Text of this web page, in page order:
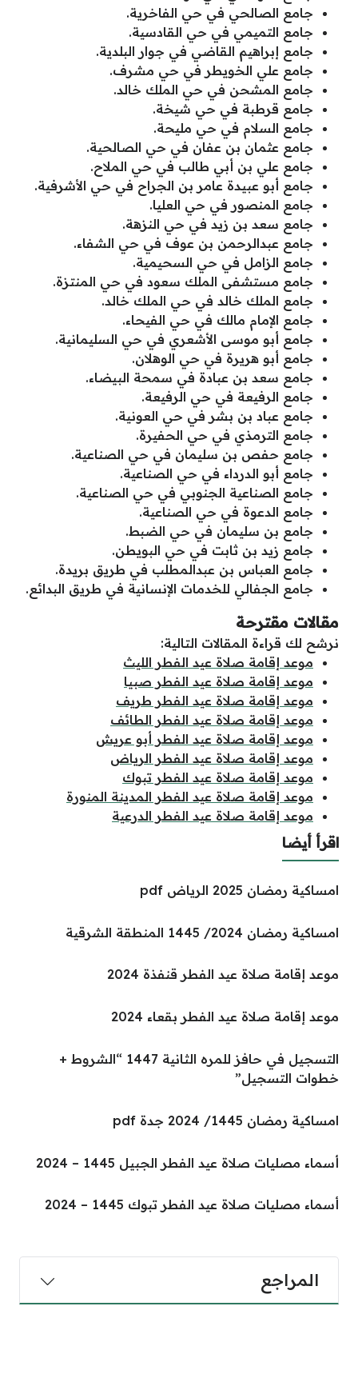
جامع الصالحي في حي الفاخرية.
جامع التميمي في حي القادسية.
جامع إبراهيم القاضي في جوار البلدية.
جامع علي الخويطر في حي مشرف.
جامع المشحن في حي الملك خالد.
جامع قرطبة في حي شيخة.
جامع السلام في حي مليحة.
جامع عثمان بن عفان في حي الصالحية.
جامع علي بن أبي طالب في حي الملاح.
جامع أبو عبيدة عامر بن الجراح في حي الأشرفية.
جامع المنصور في حي العليا.
جامع سعد بن زيد في حي النزهة.
جامع عبدالرحمن بن عوف في حي الشفاء.
جامع الزامل في حي السحيمية.
جامع مستشفى الملك سعود في حي المنتزة.
جامع الملك خالد في حي الملك خالد.
جامع الإمام مالك في حي الفيحاء.
جامع أبو موسى الأشعري في حي السليمانية.
جامع أبو هريرة في حي الوهلان.
جامع سعد بن عبادة في سمحة البيضاء.
جامع الرفيعة في حي الرفيعة.
جامع عباد بن بشر في حي العونية.
جامع الترمذي في حي الحفيرة.
جامع حفص بن سليمان في حي الصناعية.
جامع أبو الدرداء في حي الصناعية.
جامع الصناعية الجنوبي في حي الصناعية.
جامع الدعوة في حي الصناعية.
جامع بن سليمان في حي الضبط.
جامع زيد بن ثابت في حي البويطن.
جامع العباس بن عبدالمطلب في طريق بريدة.
جامع الجفالي للخدمات الإنسانية في طريق البدائع.
مقالات مقترحة
نرشح لك قراءة المقالات التالية:
موعد إقامة صلاة عيد الفطر الليث
موعد إقامة صلاة عيد الفطر صبيا
موعد إقامة صلاة عيد الفطر طريف
موعد إقامة صلاة عيد الفطر الطائف
موعد إقامة صلاة عيد الفطر أبو عريش
موعد إقامة صلاة عيد الفطر الرياض
موعد إقامة صلاة عيد الفطر تبوك
موعد إقامة صلاة عيد الفطر المدينة المنورة
موعد إقامة صلاة عيد الفطر الدرعية
اقرأ أيضا
امساكية رمضان 2025 الرياض pdf
امساكية رمضان 2024/ 1445 المنطقة الشرقية
موعد إقامة صلاة عيد الفطر قنفذة 2024
موعد إقامة صلاة عيد الفطر بقعاء 2024
التسجيل في حافز للمره الثانية 1447 “الشروط +
خطوات التسجيل”
امساكية رمضان 1445/ 2024 جدة pdf
أسماء مصليات صلاة عيد الفطر الجبيل 1445 – 2024
أسماء مصليات صلاة عيد الفطر تبوك 1445 – 2024
المراجع